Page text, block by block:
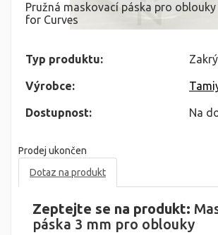
Pružná maskovací páska pro
for Curves
Typ produktu:
Výrobce:
Dostupnost: Na
Prodej ukončen
Dotaz na produkt
Zeptejte se na produkt:
páska 3 mm pro oblouky